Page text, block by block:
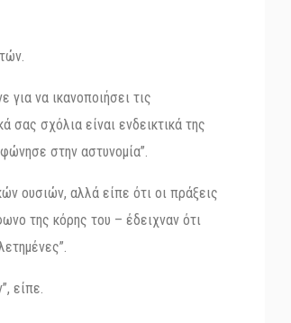
για να ικανοποιήσει τις
σας σχόλια είναι ενδεικτικά της
στην αστυνομία”.
ουσιών, αλλά είπε ότι οι πράξεις
της κόρης του – έδειχναν ότι
είπε.